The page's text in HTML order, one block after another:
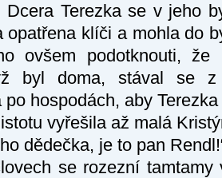
Dcera Terezka se v jeho
opatřena klíči a mohla do
ovšem podotknouti,
byl doma, stával se z
po hospodách, aby
vyřešila až malá
dědečka, je to pan
se rozezní